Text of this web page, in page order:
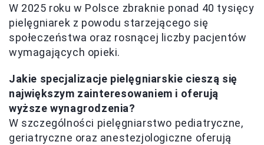
W 2025 roku w Polsce zbraknie ponad 40 tysięcy
pielęgniarek z powodu starzejącego się
społeczeństwa oraz rosnącej liczby pacjentów
wymagających opieki.
Jakie specjalizacje pielęgniarskie cieszą się
największym zainteresowaniem i oferują
wyższe wynagrodzenia?
W szczególności pielęgniarstwo pediatryczne,
geriatryczne oraz anestezjologiczne oferują